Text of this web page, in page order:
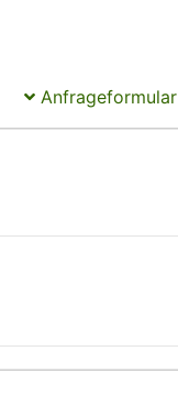
Anfrageformular